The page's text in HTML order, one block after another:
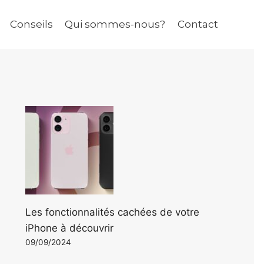
Conseils Qui sommes-nous? Contact
Les fonctionnalités cachées de votre
iPhone à découvrir
09/09/2024